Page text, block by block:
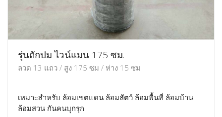
รุ่นถักปม ไวน์แมน 175 ซม.
ลวด 13 แถว / สูง 175 ซม / ห่าง 15 ซม
เหมาะสำหรับ ล้อมเขตแดน ล้อมสัตว์ ล้อมพื้นที่ ล้อมบ้าน
ล้อมสวน กันคนบุกรุก